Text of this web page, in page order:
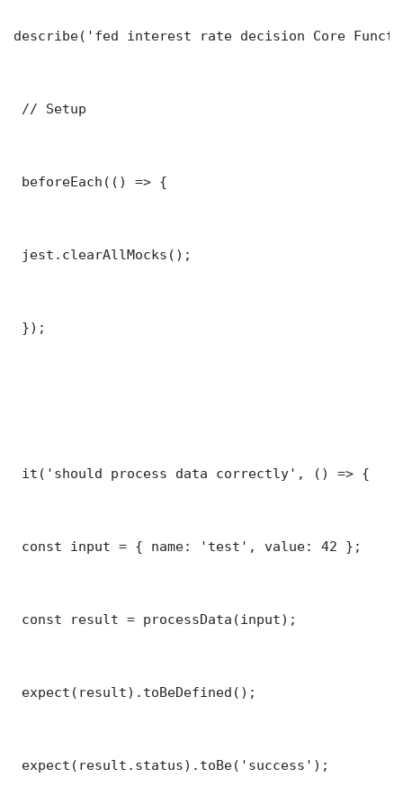
describe('fed interest rate decision Core
// Setup
beforeEach(() => {
jest.clearAllMocks();
});
it('should process data correctly', () => {
const input = { name: 'test', value: 42 };
const result = processData(input);
expect(result).toBeDefined();
expect(result.status).toBe('success');